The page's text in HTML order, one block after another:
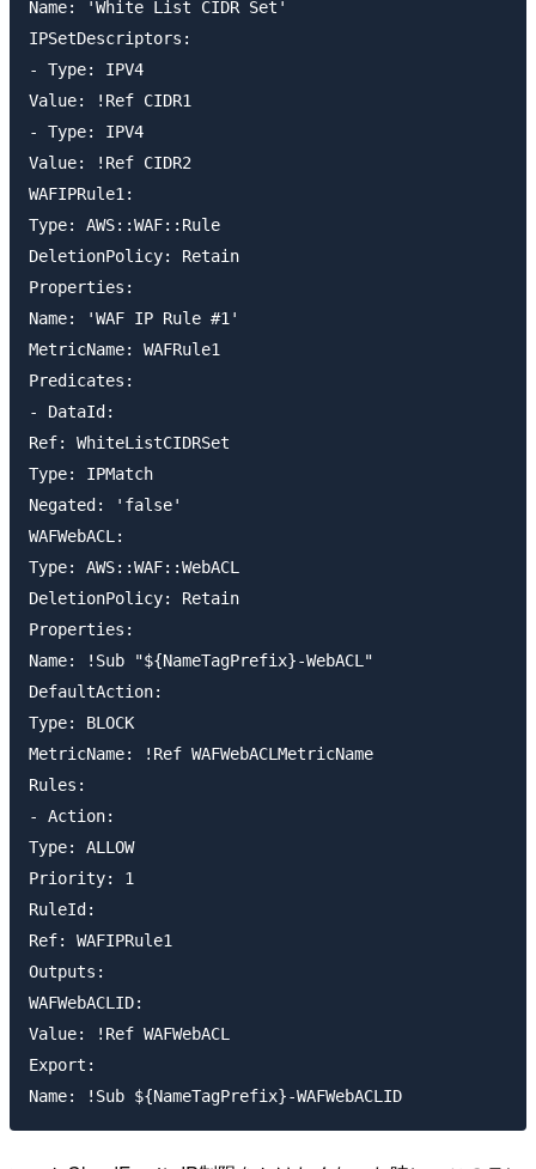
Name: 'White List CIDR Set'
IPSetDescriptors:
- Type: IPV4
Value: !Ref CIDR1
- Type: IPV4
Value: !Ref CIDR2
WAFIPRule1:
Type: AWS::WAF::Rule
DeletionPolicy: Retain
Properties:
Name: 'WAF IP Rule #1'
MetricName: WAFRule1
Predicates:
- DataId:
Ref: WhiteListCIDRSet
Type: IPMatch
Negated: 'false'
WAFWebACL:
Type: AWS::WAF::WebACL
DeletionPolicy: Retain
Properties:
Name: !Sub "${NameTagPrefix}-WebACL"
DefaultAction:
Type: BLOCK
MetricName: !Ref WAFWebACLMetricName
Rules:
- Action:
Type: ALLOW
Priority: 1
RuleId:
Ref: WAFIPRule1
Outputs:
WAFWebACLID:
Value: !Ref WAFWebACL
Export: